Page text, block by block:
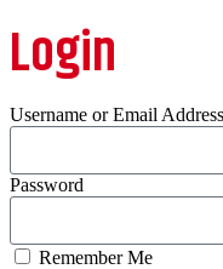
Login
Username or Email Address
Password
Remember Me